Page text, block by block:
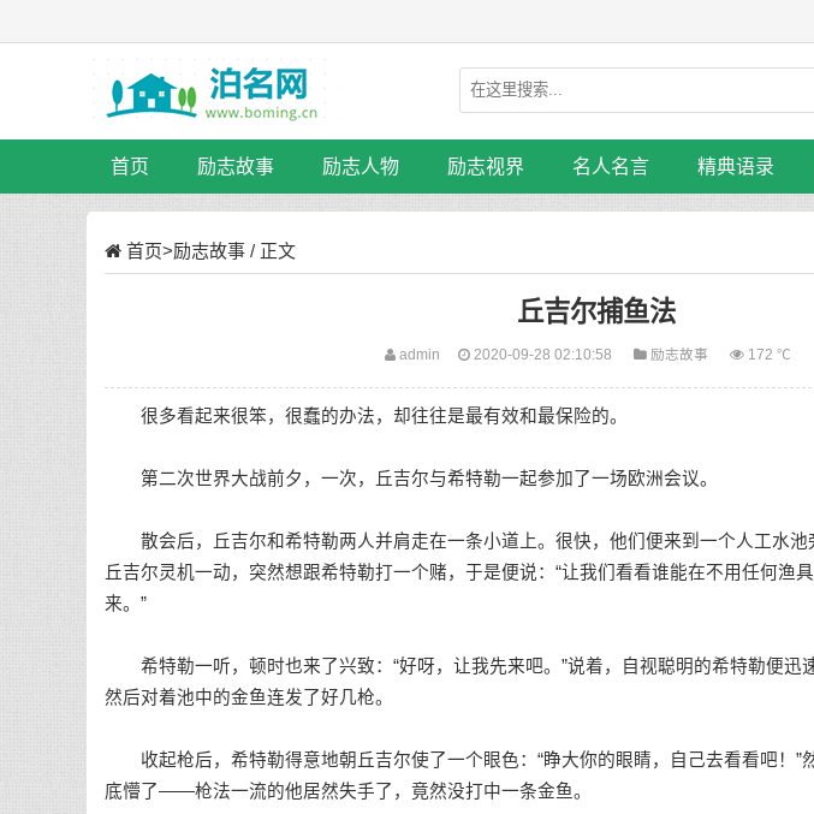
首页 励志故事 励志人物 励志视界 名人名言 精典语录
首页>励志故事 / 正文
丘吉尔捕鱼法
admin 2020-09-28 02:10:58 励志故事 172 ℃
很多看起来很笨，很蠢的办法，却往往是最有效和最保险的。
第二次世界大战前夕，一次，丘吉尔与希特勒一起参加了一场欧洲会议。
散会后，丘吉尔和希特勒两人并肩走在一条小道上。很快，他们便来到一个人工水池
丘吉尔灵机一动，突然想跟希特勒打一个赌，于是便说：“让我们看看谁能在不用任何渔
来。”
希特勒一听，顿时也来了兴致：“好呀，让我先来吧。”说着，自视聪明的希特勒便迅
然后对着池中的金鱼连发了好几枪。
收起枪后，希特勒得意地朝丘吉尔使了一个眼色：“睁大你的眼睛，自己去看看吧！”
底懵了——枪法一流的他居然失手了，竟然没打中一条金鱼。